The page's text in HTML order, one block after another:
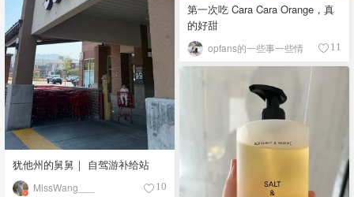
第一次吃 Cara Cara Orange，真
的好甜
opfans的一些事一些情 11
犹他州的舅舅｜ 自驾游补给站
MissWang___ 10